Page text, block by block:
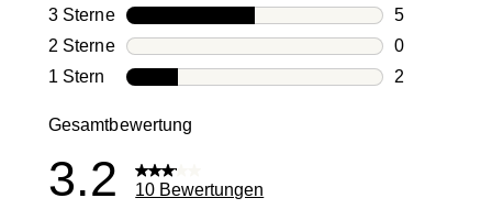
0
3 SterneSterne
5
5
2 SterneSterne
0
0
1 Stern Sterne
2
Gesamtbewertung
3.2 10 Bewertungen